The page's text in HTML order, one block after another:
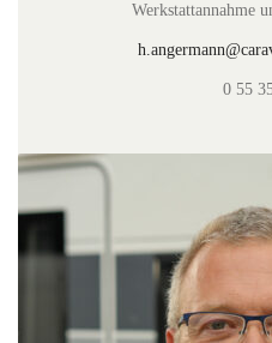
Werkstattannahme
0 55